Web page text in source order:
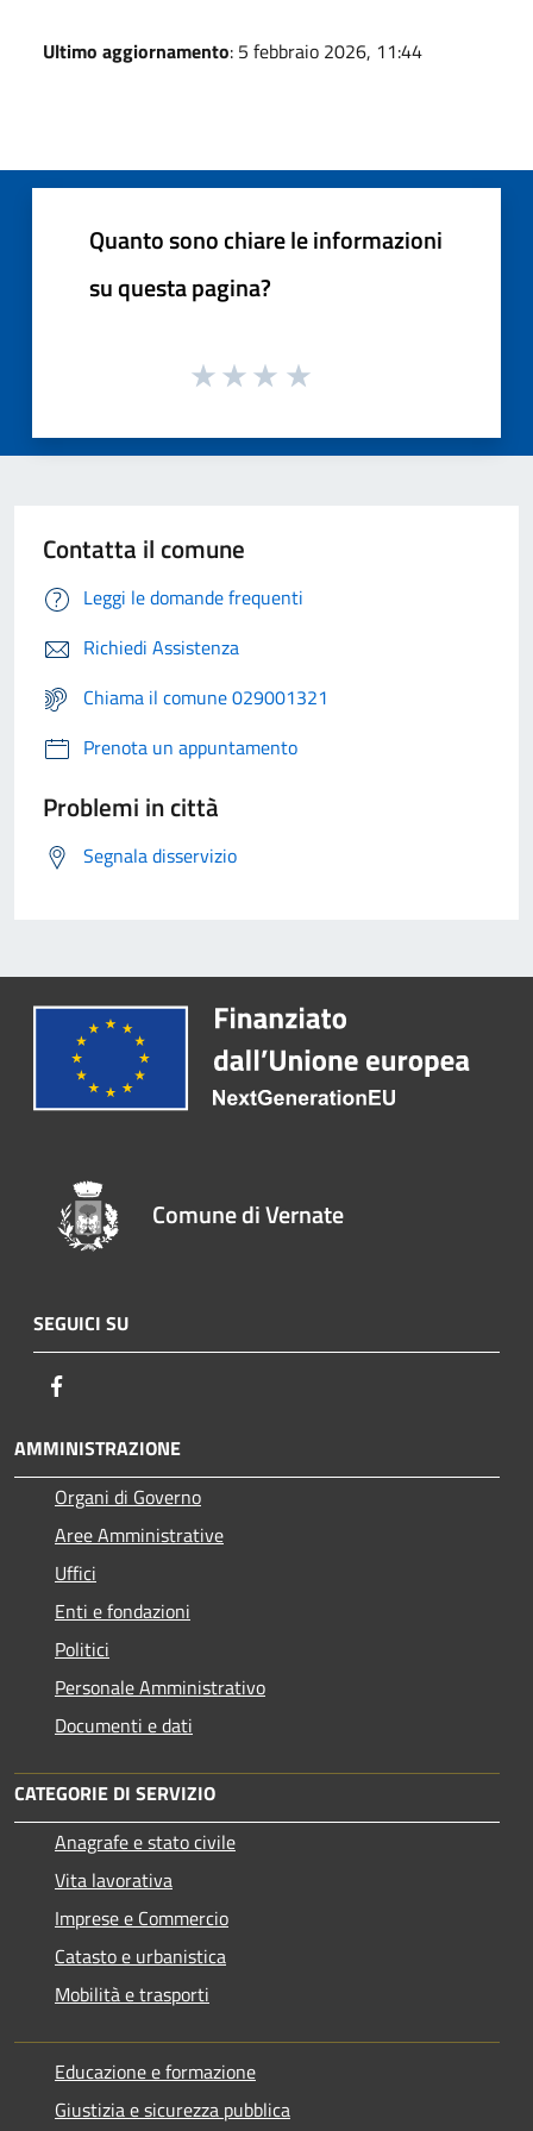
Ultimo aggiornamento: 5 febbraio 2026, 11:44
Quanto sono chiare le informazioni
su questa pagina?
Contatta il comune
Leggi le domande frequenti
Richiedi Assistenza
Chiama il comune 029001321
Prenota un appuntamento
Problemi in città
Segnala disservizio
Comune di Vernate
SEGUICI SU
AMMINISTRAZIONE
Organi di Governo
Aree Amministrative
Uffici
Enti e fondazioni
Politici
Personale Amministrativo
Documenti e dati
CATEGORIE DI SERVIZIO
Anagrafe e stato civile
Vita lavorativa
Imprese e Commercio
Catasto e urbanistica
Mobilità e trasporti
Educazione e formazione
Giustizia e sicurezza pubblica